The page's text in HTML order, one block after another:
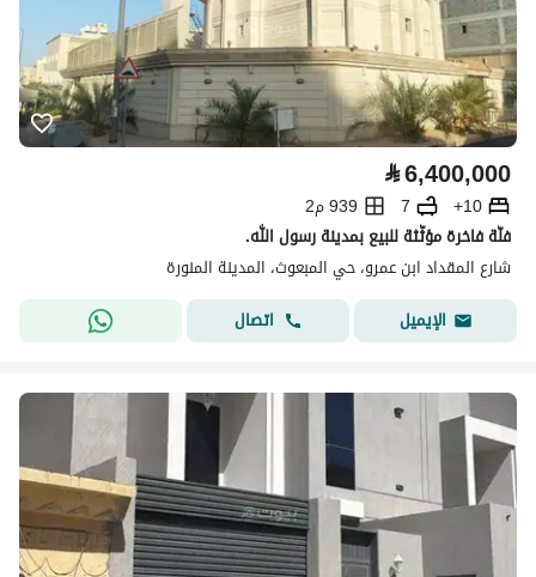
⃁6,400,000
10+
7
939 م2
فلّة فاخرة مؤثّثة للبيع بمدينة رسول اللّٰه.
شارع المقداد ابن عمرو، حي المبعوث، المدينة المنورة
الإيميل
اتصال